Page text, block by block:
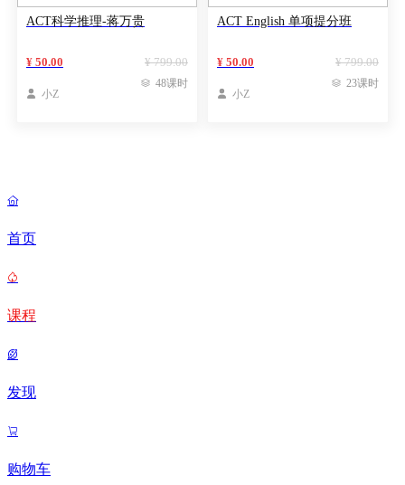
ACT科学推理-蒋万贵
¥ 799.00
¥ 50.00
 小Z
 48课时
ACT English 单项提分班
¥ 799.00
¥ 50.00
 小Z
 23课时

首页

课程

发现

购物车